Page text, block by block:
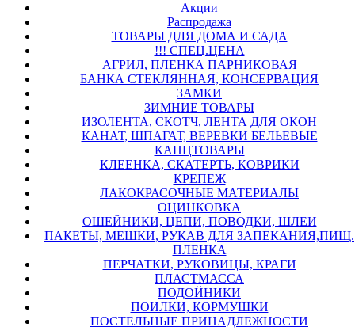
Акции
Распродажа
ТОВАРЫ ДЛЯ ДОМА И САДА
!!! СПЕЦ.ЦЕНА
АГРИЛ, ПЛЕНКА ПАРНИКОВАЯ
БАНКА СТЕКЛЯННАЯ, КОНСЕРВАЦИЯ
ЗАМКИ
ЗИМНИЕ ТОВАРЫ
ИЗОЛЕНТА, СКОТЧ, ЛЕНТА ДЛЯ ОКОН
КАНАТ, ШПАГАТ, ВЕРЕВКИ БЕЛЬЕВЫЕ
КАНЦТОВАРЫ
КЛЕЕНКА, СКАТЕРТЬ, КОВРИКИ
КРЕПЕЖ
ЛАКОКРАСОЧНЫЕ МАТЕРИАЛЫ
ОЦИНКОВКА
ОШЕЙНИКИ, ЦЕПИ, ПОВОДКИ, ШЛЕИ
ПАКЕТЫ, МЕШКИ, РУКАВ ДЛЯ ЗАПЕКАНИЯ,ПИЩ.
ПЛЕНКА
ПЕРЧАТКИ, РУКОВИЦЫ, КРАГИ
ПЛАСТМАССА
ПОДОЙНИКИ
ПОИЛКИ, КОРМУШКИ
ПОСТЕЛЬНЫЕ ПРИНАДЛЕЖНОСТИ